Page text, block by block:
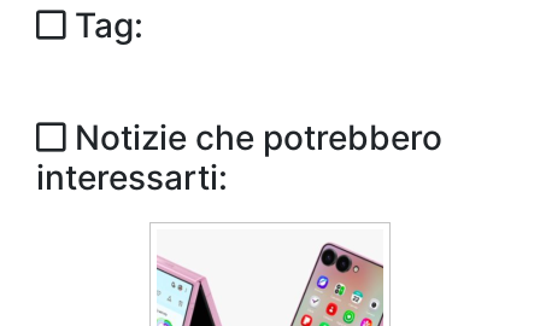
Tag:
Notizie che potrebbero
interessarti: